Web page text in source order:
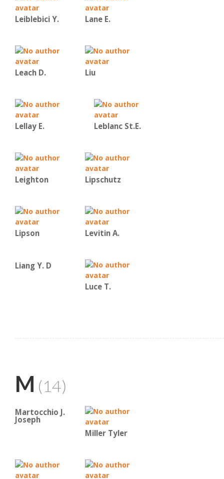
Leiblebici Y. Lane E.
Leach D. Liu
Lellay E. Leblanc St.E.
Leighton Lipschutz
Lipson Levitin A.
Liang Y. D
Luce T.
M (14)
Martocchio J.
Joseph
Miller Tyler